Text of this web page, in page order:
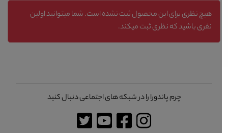
هیچ نظری برای این محصول ثبت نشده است. شما میتوانید اولین
نفری باشید که نظری ثبت میکند.
چرم پاندورا را در شبکه های اجتماعی دنبال کنید